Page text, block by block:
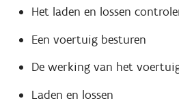
Het laden en lossen
Een voertuig besturen
De werking van het
Laden en lossen